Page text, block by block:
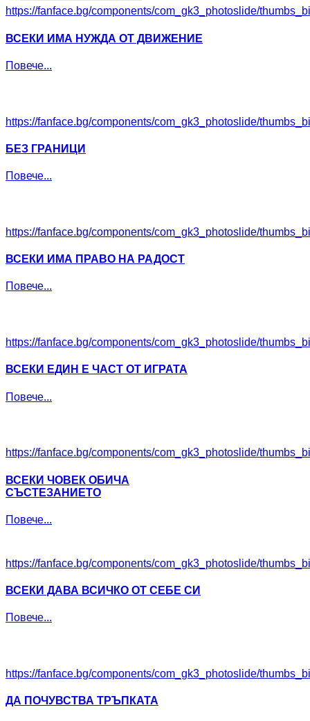
https://fanface.bg/components/com_gk3_photoslide/
ВСЕКИ ИМА НУЖДА ОТ ДВИЖЕНИЕ
Повече...
https://fanface.bg/components/com_gk3_photoslide/
БЕЗ ГРАНИЦИ
Повече...
https://fanface.bg/components/com_gk3_photoslide/
ВСЕКИ ИМА ПРАВО НА РАДОСТ
Повече...
https://fanface.bg/components/com_gk3_photoslide/
ВСЕКИ ЕДИН Е ЧАСТ ОТ ИГРАТА
Повече...
https://fanface.bg/components/com_gk3_photoslide/
ВСЕКИ ЧОВЕК ОБИЧА
СЪСТЕЗАНИЕТО
Повече...
https://fanface.bg/components/com_gk3_photoslide/
ВСЕКИ ДАВА ВСИЧКО ОТ СЕБЕ СИ
Повече...
https://fanface.bg/components/com_gk3_photoslide/
ДА ПОЧУВСТВА ТРЪПКАТА